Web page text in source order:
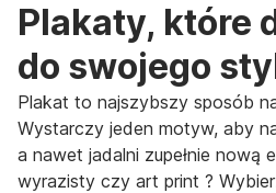
Plakaty, które
do swojego
Plakat to najszybszy sposób
Wystarczy jeden motyw, aby
a nawet jadalni zupełnie nową
wyrazisty czy art print ?